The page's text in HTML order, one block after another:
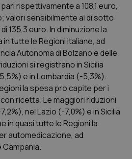
rispettivamente a 108,1 euro,
valori sensibilmente al di sotto
135,3 euro. In diminuzione la
tutte le Regioni italiane, ad
Autonoma di Bolzano e delle
si registrano in Sicilia
e in Lombardia (-5,3%).
la spesa pro capite per i
ricetta. Le maggiori riduzioni
nel Lazio (-7,0%) e in Sicilia
in quasi tutte le Regioni la
automedicazione, ad